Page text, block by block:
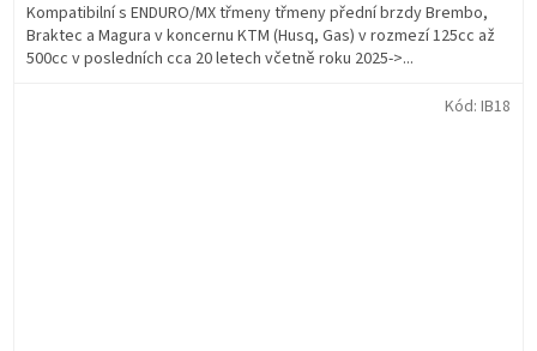
Kompatibilní s ENDURO/MX třmeny třmeny přední brzdy Brembo,
Braktec a Magura v koncernu KTM (Husq, Gas) v rozmezí 125cc až
500cc v posledních cca 20 letech včetně roku 2025->...
Kód: IB18